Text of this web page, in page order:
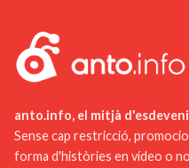
anto.info, el mitjà
Sense cap restricció,
forma d'històries en vídeo o